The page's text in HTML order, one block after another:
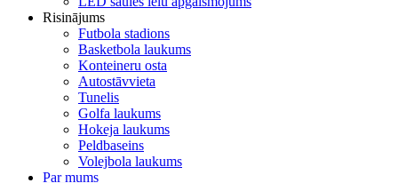
Risinājums
Futbola stadions
Basketbola laukums
Konteineru osta
Autostāvvieta
Tunelis
Golfa laukums
Hokeja laukums
Peldbaseins
Volejbola laukums
Par mums